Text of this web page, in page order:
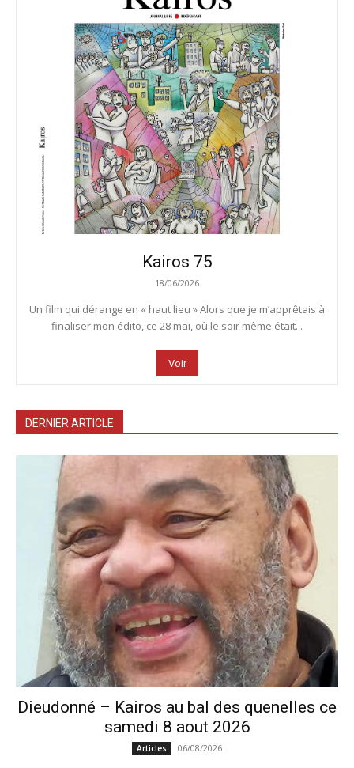
Kairos 75
18/06/2026
Un film qui dérange en « haut lieu » Alors que je m’apprêtais à
finaliser mon édito, ce 28 mai, où le soir même était...
Voir
DERNIER ARTICLE
Dieudonné – Kairos au bal des quenelles ce
samedi 8 aout 2026
Articles 06/08/2026